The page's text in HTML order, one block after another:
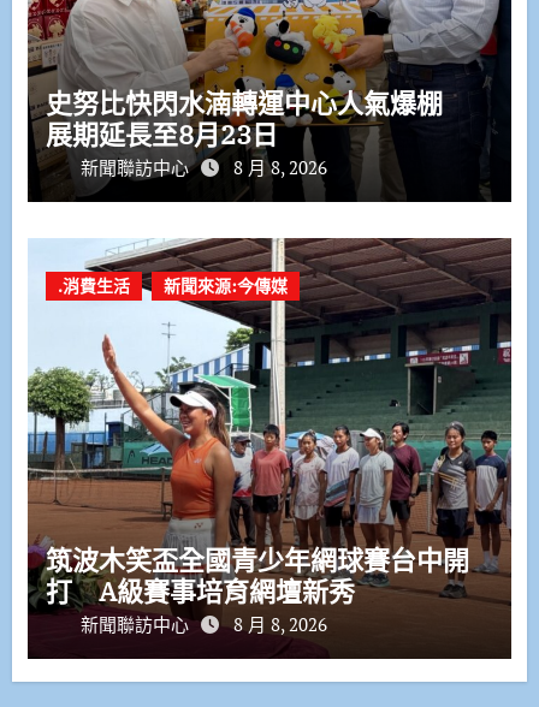
史努比快閃水湳轉運中心人氣爆棚
展期延長至8月23日
新聞聯訪中心 8 月 8, 2026
.消費生活 新聞來源:今傳媒
筑波木笑盃全國青少年網球賽台中開
打 A級賽事培育網壇新秀
新聞聯訪中心 8 月 8, 2026